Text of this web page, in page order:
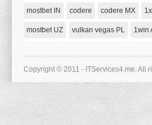
Sie
Einen
mostbet IN codere codere MX
mostbet UZ vulkan vegas PL 1win
Copyright © 2011 - ITServices4.me. All